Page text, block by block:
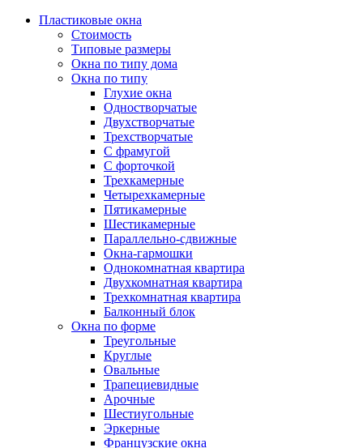
Пластиковые окна
Стоимость
Типовые размеры
Окна по типу дома
Окна по типу
Глухие окна
Одностворчатые
Двухстворчатые
Трехстворчатые
С фрамугой
С форточкой
Трехкамерные
Четырехкамерные
Пятикамерные
Шестикамерные
Параллельно-сдвижные
Окна-гармошки
Однокомнатная квартира
Двухкомнатная квартира
Трехкомнатная квартира
Балконный блок
Окна по форме
Треугольные
Круглые
Овальные
Трапециевидные
Арочные
Шестиугольные
Эркерные
Французские окна